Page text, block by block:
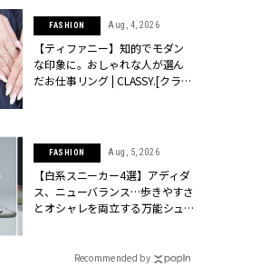
FASHION Aug, 4, 2026
【ティファニー】知的でモダン
な印象に。おしゃれな人が選ん
だお仕事リング | CLASSY.[クラッ
FASHION Aug, 5, 2026
【白系スニーカー4選】アディダ
ス、ニューバランス…歩きやすさ
とオシャレを両立する万能シュ
Recommended by